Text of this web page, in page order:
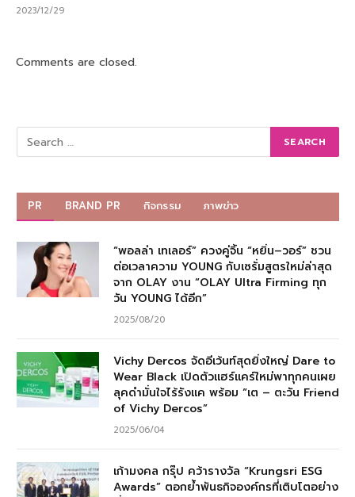
2023/12/29
Comments are closed.
PR BRAND PR กิจกรรม ภาพข่าว
“พอลล่า เทเลอร์” ควงคู่จิ้น “หยิ่น–วอร์” ชวน
ต่อเวลาความ YOUNG กับเซรั่มสูตรใหม่ล่าสุด
จาก OLAY งาน “OLAY Ultra Firming ทุก
วัน YOUNG ได้อีก”
2025/08/20
Vichy Dercos จัดอีเว้นท์สุดยิ่งใหญ่ Dare to
Wear Black เปิดตัวแฮร์แคร์ใหม่พาทุกคนเผย
ลุคดำมั่นใจไร้รังแค พร้อม “เต – ตะวัน Friend
of Vichy Dercos”
2025/06/04
เก้ามงคล กรุ๊ป คว้ารางวัล “Krungsri ESG
Awards” ตอกย้ำพันธกิจองค์กรที่เติบโตอย่าง